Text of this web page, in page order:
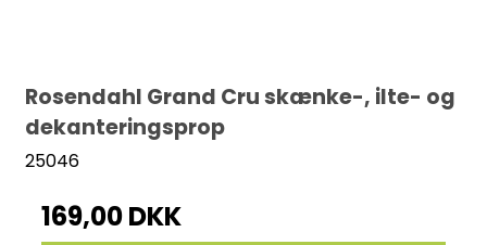
Rosendahl Grand Cru skænke-, ilte- og
dekanteringsprop
25046
169,00 DKK